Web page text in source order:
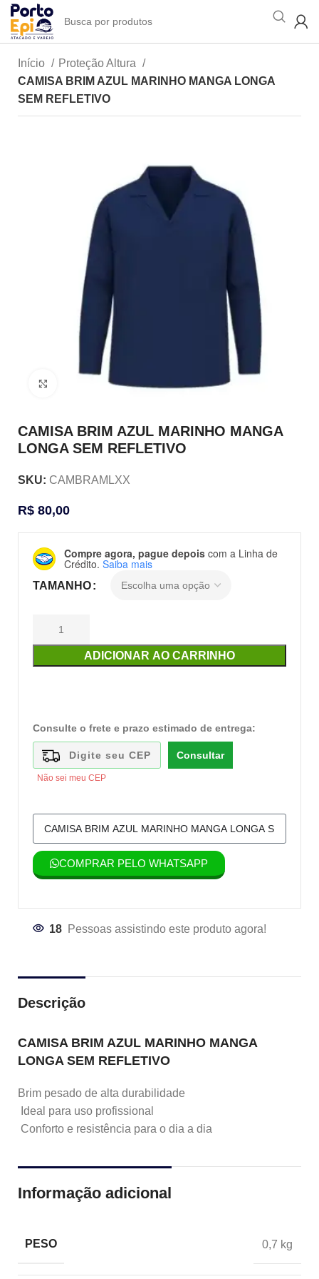
Início
Proteção Altura
CAMISA BRIM AZUL MARINHO MANGA LONGA
SEM REFLETIVO
Clique para ampliar
CAMISA BRIM AZUL MARINHO MANGA
LONGA SEM REFLETIVO
SKU: CAMBRAMLXX
R$ 80,00
Compre agora, pague depois com a Linha de
Crédito. Saiba mais
TAMANHO
ADICIONAR AO CARRINHO
Consulte o frete e prazo estimado de entrega:
Consultar
Não sei meu CEP
COMPRAR PELO WHATSAPP
18 Pessoas assistindo este produto agora!
Descrição
CAMISA BRIM AZUL MARINHO MANGA
LONGA SEM REFLETIVO
Brim pesado de alta durabilidade
Ideal para uso profissional
Conforto e resistência para o dia a dia
Informação adicional
PESO 0,7 kg